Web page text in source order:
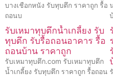
บางเชือกหนัง รับทุบตึก ราคาถูก รื้อ
ถอนบ
รับเหมาทุบตึกน้ำเกลี้ยง รับ
ทุบตึก รับรื้อถอนอาคาร รื้อ
ถอนบ้าน ราคาถูก
รับเหมาทุบตึก.com รับเหมาทุบตึก
น้ำเกลี้ยง รับทุบตึก ราคาถูก รื้อถอน